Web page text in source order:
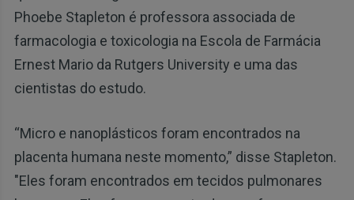
Phoebe Stapleton é professora associada de
farmacologia e toxicologia na Escola de Farmácia
Ernest Mario da Rutgers University e uma das
cientistas do estudo.
“Micro e nanoplásticos foram encontrados na
placenta humana neste momento,” disse Stapleton.
"Eles foram encontrados em tecidos pulmonares